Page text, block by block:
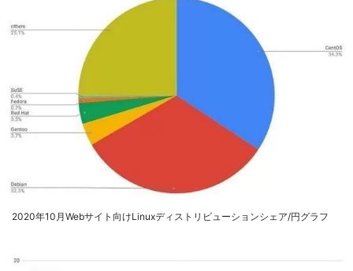
2020年10月Webサイト向けLinuxディストリビューションシェア/円グラフ